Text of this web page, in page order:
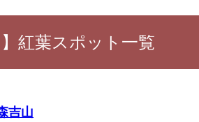
】紅葉スポット一覧
吉山